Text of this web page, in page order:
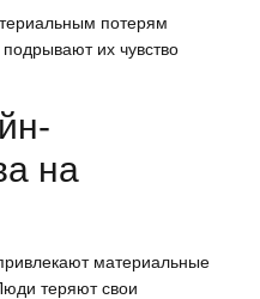
потерям
их чувство
на
материальные
теряют свои